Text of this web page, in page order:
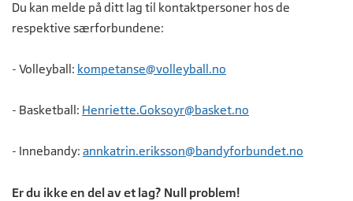
Du kan melde på ditt lag til kontaktpersoner hos de
respektive særforbundene:
- Volleyball: kompetanse@volleyball.no
- Basketball: Henriette.Goksoyr@basket.no
- Innebandy: annkatrin.eriksson@bandyforbundet.no
Er du ikke en del av et lag? Null problem!